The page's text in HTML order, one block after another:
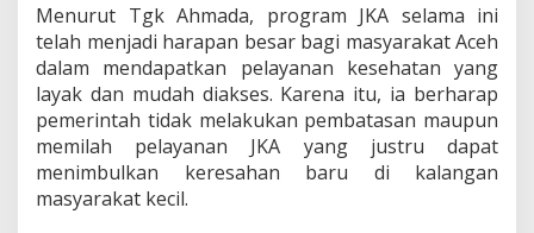
b
a
n
g
k
a
n
A
p
Menurut Tgk Ahmada, program JKA selama ini
telah menjadi harapan besar bagi masyarakat Aceh
dalam mendapatkan pelayanan kesehatan yang
layak dan mudah diakses. Karena itu, ia berharap
pemerintah tidak melakukan pembatasan maupun
memilah pelayanan JKA yang justru dapat
menimbulkan keresahan baru di kalangan
masyarakat kecil.